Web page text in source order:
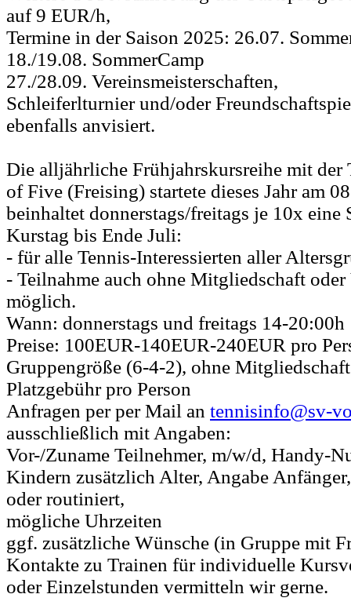
auf 9 EUR/h,
Termine in der Saison 2025: 26.07.
18./19.08. SommerCamp
27./28.09. Vereinsmeisterschaften,
Schleiferlturnier und/oder
ebenfalls anvisiert.
Die alljährliche Frühjahrskursreihe mit der
of Five (Freising) startete dieses Jahr am
beinhaltet donnerstags/freitags je 10x eine
Kurstag bis Ende Juli:
- für alle Tennis-Interessierten aller
- Teilnahme auch ohne Mitgliedschaft
möglich.
Wann: donnerstags und freitags 14-20:00h
Preise: 100EUR-140EUR-240EUR pro
Gruppengröße (6-4-2), ohne
Platzgebühr pro Person
Anfragen per per Mail an tennisinfo@sv-
ausschließlich mit Angaben:
Vor-/Zuname Teilnehmer, m/w/d, Handy-
Kindern zusätzlich Alter, Angabe
oder routiniert,
mögliche Uhrzeiten
ggf. zusätzliche Wünsche (in Gruppe mit
Kontakte zu Trainen für individuelle
oder Einzelstunden vermitteln wir gerne.